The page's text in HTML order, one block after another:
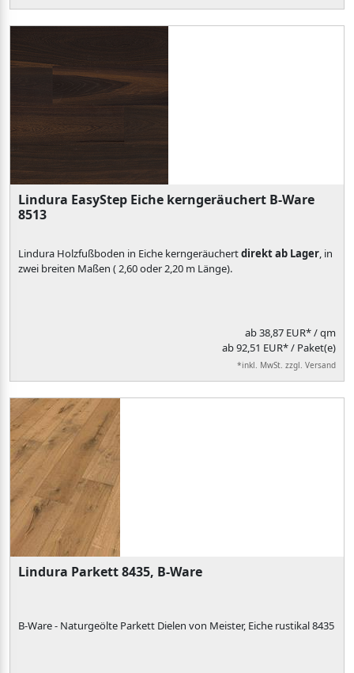
Lindura EasyStep Eiche kerngeräuchert B-Ware
8513
Lindura Holzfußboden in Eiche kerngeräuchertdirekt ab Lager, in
zwei breiten Maßen ( 2,60 oder 2,20 m Länge).
ab38,87 EUR*/ qm
ab 92,51 EUR* / Paket(e)
*inkl. MwSt. zzgl. Versand
Lindura Parkett 8435, B-Ware
B-Ware - Naturgeölte Parkett Dielen von Meister, Eiche rustikal 8435